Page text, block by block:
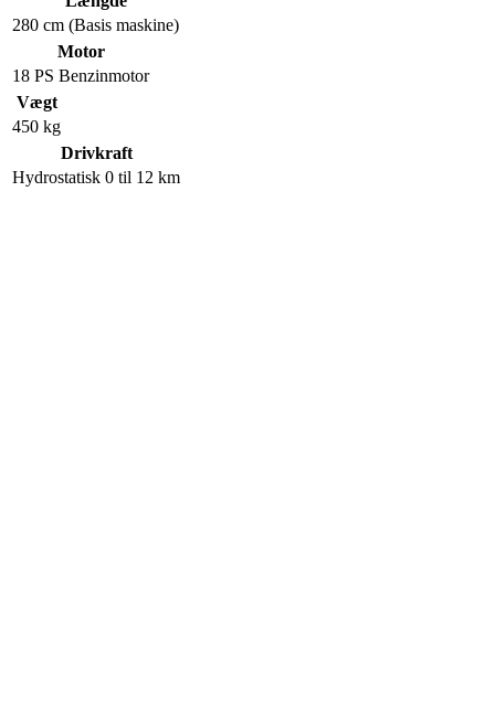
280 cm (Basis maskine)
Motor
18 PS Benzinmotor
Vægt
450 kg
Drivkraft
Hydrostatisk 0 til 12 km